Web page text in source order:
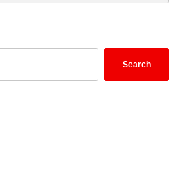
consulting services make
to the Fortune 500. As
cloud providers, system
for the digital future.
Search